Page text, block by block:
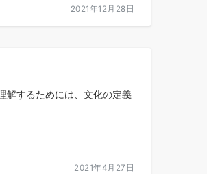
2021年12月28日
解するためには、文化の定義
2021年4月27日